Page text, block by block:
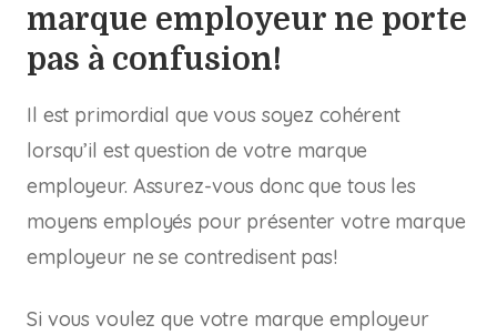
marque employeur ne porte
pas à confusion!
Il est primordial que vous soyez cohérent
lorsqu’il est question de votre marque
employeur. Assurez-vous donc que tous les
moyens employés pour présenter votre marque
employeur ne se contredisent pas!
Si vous voulez que votre marque employeur